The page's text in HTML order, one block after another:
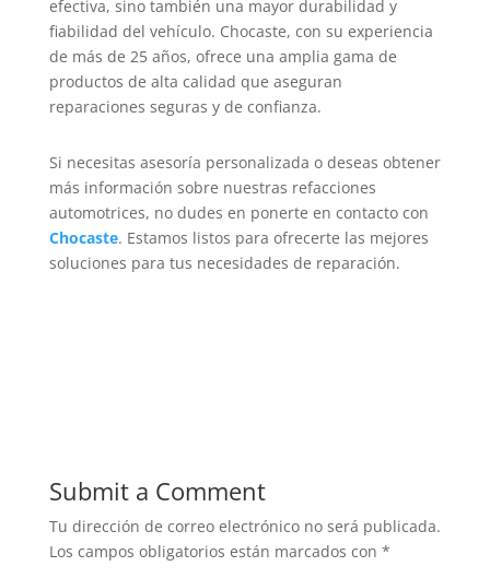
efectiva, sino también una mayor durabilidad y
fiabilidad del vehículo. Chocaste, con su experiencia
de más de 25 años, ofrece una amplia gama de
productos de alta calidad que aseguran
reparaciones seguras y de confianza.
Si necesitas asesoría personalizada o deseas obtener
más información sobre nuestras refacciones
automotrices, no dudes en ponerte en contacto con
Chocaste. Estamos listos para ofrecerte las mejores
soluciones para tus necesidades de reparación.
Submit a Comment
Tu dirección de correo electrónico no será publicada.
Los campos obligatorios están marcados con *